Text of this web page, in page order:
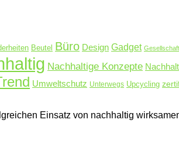
Beutel Büro Design Gadget
Nachhaltige Konzepte
Umweltschutz Unterwegs Upcycling
Einsatz von nachhaltig